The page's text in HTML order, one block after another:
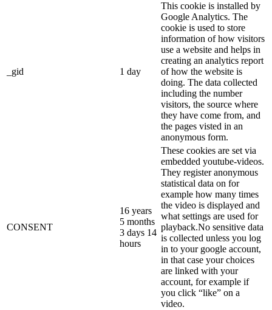
_gid 1 day
This cookie is installed by
Google Analytics. The
cookie is used to store
information of how visitors
use a website and helps in
creating an analytics report
of how the website is
doing. The data collected
including the number
visitors, the source where
they have come from, and
the pages visted in an
anonymous form.
CONSENT
16 years
5 months
3 days 14
hours
These cookies are set via
embedded youtube-videos.
They register anonymous
statistical data on for
example how many times
the video is displayed and
what settings are used for
playback.No sensitive data
is collected unless you log
in to your google account,
in that case your choices
are linked with your
account, for example if
you click “like” on a
video.